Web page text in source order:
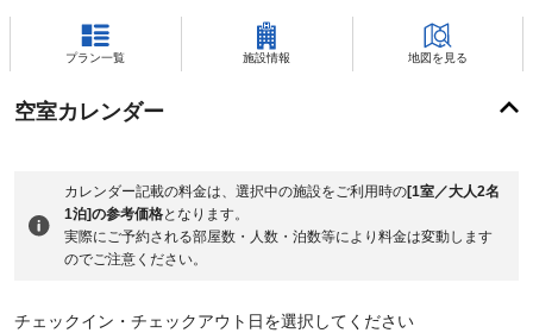
プラン一覧 施設情報 地図を見る
空室カレンダー
カレンダー記載の料金は、選択中の施設をご利用時の[1室／大人2名
1泊]の参考価格となります。
実際にご予約される部屋数・人数・泊数等により料金は変動します
のでご注意ください。
チェックイン・チェックアウト日を選択してください